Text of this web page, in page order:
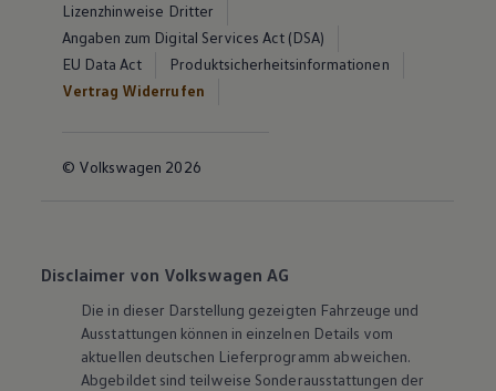
Lizenzhinweise Dritter
Angaben zum Digital Services Act (DSA)
EU Data Act
Produktsicherheitsinformationen
Vertrag Widerrufen
© Volkswagen 2026
Disclaimer von Volkswagen AG
Die in dieser Darstellung gezeigten Fahrzeuge und
Ausstattungen können in einzelnen Details vom
aktuellen deutschen Lieferprogramm abweichen.
Abgebildet sind teilweise Sonderausstattungen der